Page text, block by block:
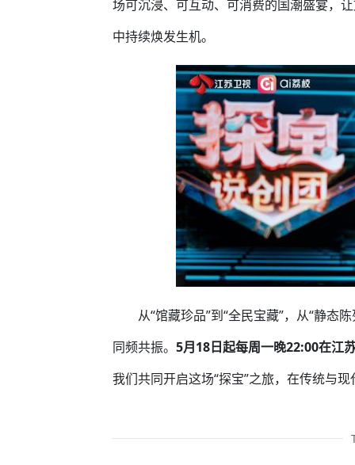
场可沉浸、可互动、可消费的国潮盛宴，
中持续焕发生机。
从“馆藏珍品”到“全民宝藏”，从“静态陈
同频共振。 5月18日起每周一晚22:00在江
我们共同开启这场“探宝”之旅，在传统与